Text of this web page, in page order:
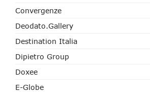
Convergenze
Deodato.Gallery
Destination Italia
Dipietro Group
Doxee
E-Globe